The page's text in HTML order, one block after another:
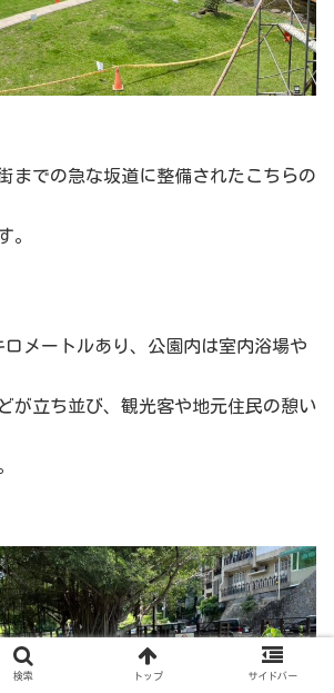
までの急な坂道に整備されたこちらの
。
メートルあり、公園内は室内浴場や
が立ち並び、観光客や地元住民の憩い
検索 トップ サイドバー